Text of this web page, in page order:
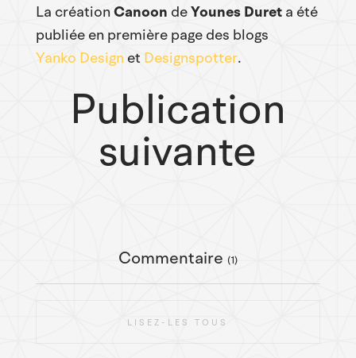
La créationCanoon deYounes Dureta été
publiée en première page des blogs
Yanko Design et Designspotter.
Publication
suivante
Commentaire (1)
LISEZ-LES TOUS